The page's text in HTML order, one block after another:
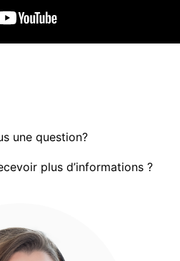
une question?
plus d’informations ?